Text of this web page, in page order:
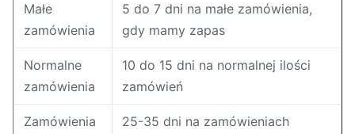
Małe
zamówienia
5 do 7 dni na małe zamówienia,
gdy mamy zapas
Normalne
zamówienia
10 do 15 dni na normalnej ilości
zamówień
Zamówienia
25-35 dni na zamówieniach